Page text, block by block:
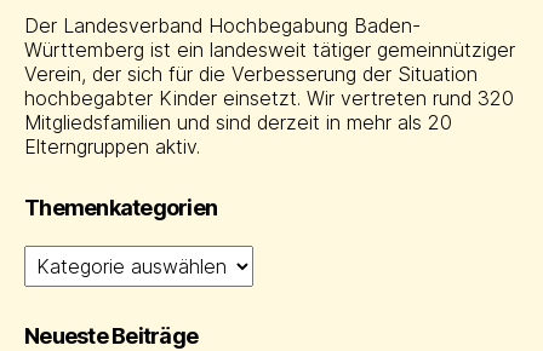
Der Landesverband Hochbegabung Baden-
Württemberg ist ein landesweit tätiger gemeinnütziger
Verein, der sich für die Verbesserung der Situation
hochbegabter Kinder einsetzt. Wir vertreten rund 320
Mitgliedsfamilien und sind derzeit in mehr als 20
Elterngruppen aktiv.
Themenkategorien
Themenkategorien
Neueste Beiträge